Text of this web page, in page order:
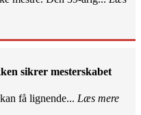
sikrer mesterskabet
få lignende... Læs mere